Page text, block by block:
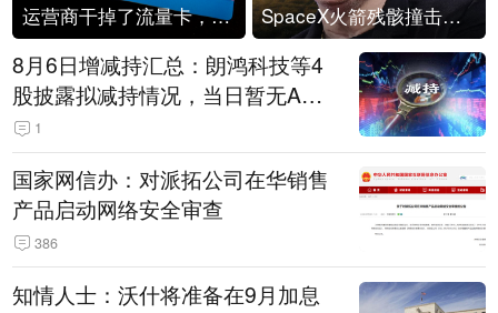
运营商干掉了流量卡，他们真的玩不起了 SpaceX火箭残骸撞击月球
8月6日增减持汇总：朗鸿科技等4
股披露拟减持情况，当日暂无A股
公司披露拟增持情况（表）
1
国家网信办：对派拓公司在华销售
产品启动网络安全审查
386
知情人士：沃什将准备在9月加息